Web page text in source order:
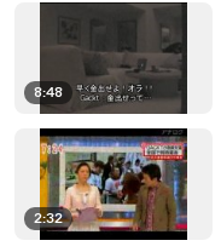
8:48
2:32